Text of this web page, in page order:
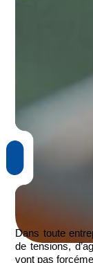
Dans toute
de tensions,
vont pas